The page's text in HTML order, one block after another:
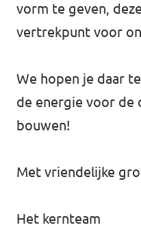
vorm te geven,
vertrekpunt voor
We hopen je daar
de energie voor de
bouwen!
Met vriendelijke
Het kernteam